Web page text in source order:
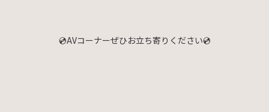
💿AVコーナーぜひお立ち寄りください💿